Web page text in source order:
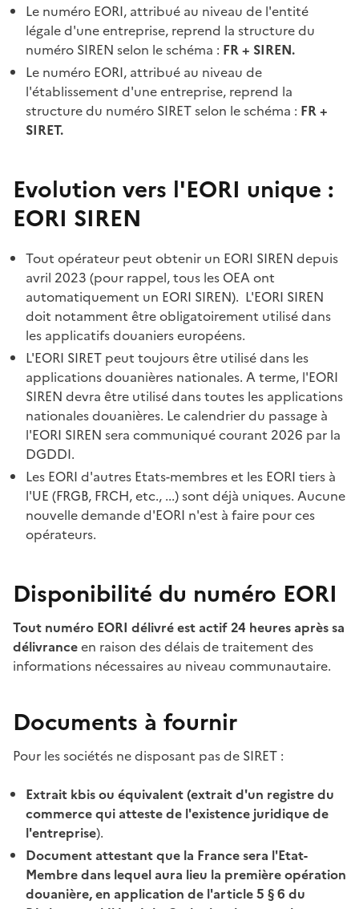
Le numéro EORI, attribué au niveau de l'entité
légale d'une entreprise, reprend la structure du
numéro SIREN selon le schéma : FR + SIREN.
Le numéro EORI, attribué au niveau de
l'établissement d'une entreprise, reprend la
structure du numéro SIRET selon le schéma : FR +
SIRET.
Evolution vers l'EORI unique :
EORI SIREN
Tout opérateur peut obtenir un EORI SIREN depuis
avril 2023 (pour rappel, tous les OEA ont
automatiquement un EORI SIREN). L'EORI SIREN
doit notamment être obligatoirement utilisé dans
les applicatifs douaniers européens.
L'EORI SIRET peut toujours être utilisé dans les
applications douanières nationales. A terme, l'EORI
SIREN devra être utilisé dans toutes les applications
nationales douanières. Le calendrier du passage à
l'EORI SIREN sera communiqué courant 2026 par la
DGDDI.
Les EORI d'autres Etats-membres et les EORI tiers à
l'UE (FRGB, FRCH, etc., ...) sont déjà uniques. Aucune
nouvelle demande d'EORI n'est à faire pour ces
opérateurs.
Disponibilité du numéro EORI
Tout numéro EORI délivré est actif 24 heures après sa
délivranceen raison des délais de traitement des
informations nécessaires au niveau communautaire.
Documents à fournir
Pour les sociétés ne disposant pas de SIRET :
Extrait kbis ou équivalent (extrait d'un registre du
commerce qui atteste de l'existence juridique de
l'entreprise).
Document attestant que la France sera l'Etat-
Membre dans lequel aura lieu la première opération
douanière, en application de l'article 5 § 6 du